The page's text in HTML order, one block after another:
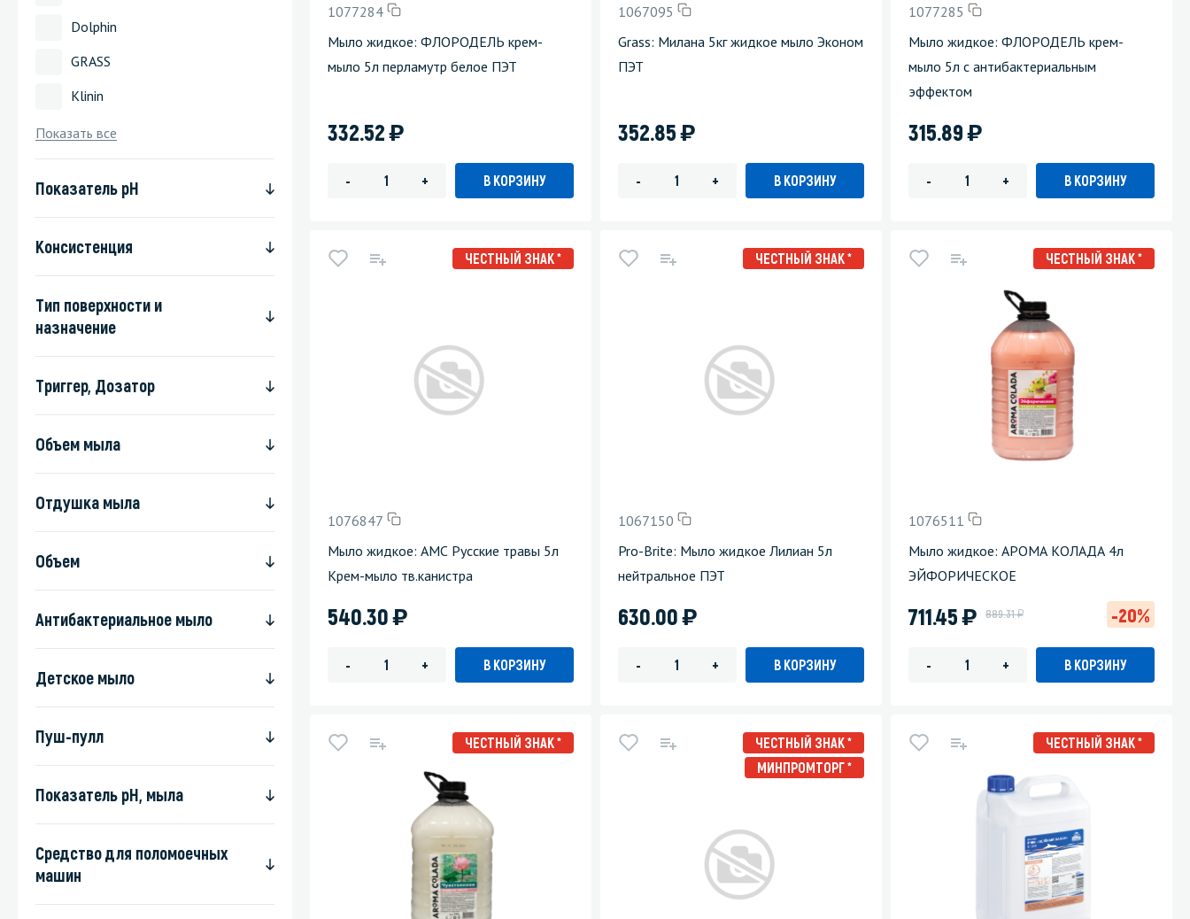
Автохимия Промышленная уборка
Dolphin
GRASS
Klinin
Показать все
Показатель pH
Консистенция
Тип поверхности и
назначение
Триггер, Дозатор
Объем мыла
Отдушка мыла
Объем
Антибактериальное мыло
Детское мыло
Пуш-пулл
Показатель pH, мыла
Средство для поломоечных
машин
1077284
Мыло жидкое: ФЛОРОДЕЛЬ крем-
мыло 5л перламутр белое ПЭТ
332.52)
- + В КОРЗИНУ
1067095
Grass: Милана 5кг жидкое мыло Эконом
ПЭТ
352.85)
- + В КОРЗИНУ
1077285
Мыло жидкое: ФЛОРОДЕЛЬ крем-
мыло 5л с антибактериальным
эффектом
315.89)
- + В КОРЗИНУ
ЧЕСТНЫЙ ЗНАК *
1076847
Мыло жидкое: АМС Русские травы 5л
Крем-мыло тв.канистра
540.30)
- + В КОРЗИНУ
ЧЕСТНЫЙ ЗНАК *
1067150
Pro-Brite: Мыло жидкое Лилиан 5л
нейтральное ПЭТ
630.00)
- + В КОРЗИНУ
ЧЕСТНЫЙ ЗНАК *
1076511
Мыло жидкое: АРОМА КОЛАДА 4л
ЭЙФОРИЧЕСКОЕ
711.45) 889.31у -20%
- + В КОРЗИНУ
ЧЕСТНЫЙ ЗНАК *
ЧЕСТНЫЙ ЗНАК *
МИНПРОМТОРГ *
ЧЕСТНЫЙ ЗНАК *